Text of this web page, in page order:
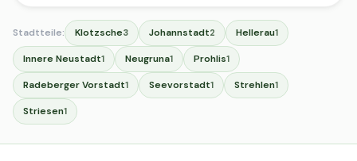
Stadtteile: Klotzsche3 Johannstadt2 Hellerau1
Innere Neustadt1 Neugruna1 Prohlis1
Radeberger Vorstadt1 Seevorstadt1 Strehlen1
Striesen1